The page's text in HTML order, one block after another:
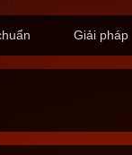
Giải pháp